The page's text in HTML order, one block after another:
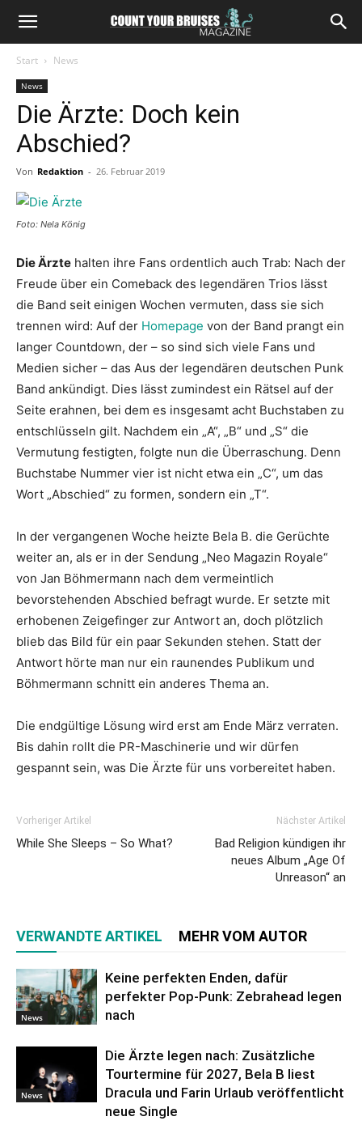
Start News
News
Die Ärzte: Doch kein
Abschied?
Von Redaktion - 26. Februar 2019
Foto: Nela König
Die Ärzte halten ihre Fans ordentlich auch Trab: Nach der
Freude über ein Comeback des legendären Trios lässt
die Band seit einigen Wochen vermuten, dass sie sich
trennen wird: Auf der Homepage von der Band prangt ein
langer Countdown, der – so sind sich viele Fans und
Medien sicher – das Aus der legendären deutschen Punk
Band ankündigt. Dies lässt zumindest ein Rätsel auf der
Seite erahnen, bei dem es insgesamt acht Buchstaben zu
entschlüsseln gilt. Nachdem ein „A“, „B“ und „S“ die
Vermutung festigten, folgte nun die Überraschung. Denn
Buchstabe Nummer vier ist nicht etwa ein „C“, um das
Wort „Abschied“ zu formen, sondern ein „T“.
In der vergangenen Woche heizte Bela B. die Gerüchte
weiter an, als er in der Sendung „Neo Magazin Royale“
von Jan Böhmermann nach dem vermeintlich
bevorstehenden Abschied befragt wurde. Er setzte mit
erhobenen Zeigefinger zur Antwort an, doch plötzlich
blieb das Bild für ein paar Sekunden stehen. Statt der
Antwort hörte man nur ein raunendes Publikum und
Böhmermann schnitt ein anderes Thema an.
Die endgültige Lösung wird erst am Ende März verraten.
Bis dahin rollt die PR-Maschinerie und wir dürfen
gespannt sein, was Die Ärzte für uns vorbereitet haben.
Vorheriger Artikel
While She Sleeps – So What?
Nächster Artikel
Bad Religion kündigen ihr
neues Album „Age Of
Unreason“ an
VERWANDTE ARTIKEL MEHR VOM AUTOR
News
Keine perfekten Enden, dafür
perfekter Pop-Punk: Zebrahead legen
nach
News
Die Ärzte legen nach: Zusätzliche
Tourtermine für 2027, Bela B liest
Dracula und Farin Urlaub veröffentlicht
neue Single